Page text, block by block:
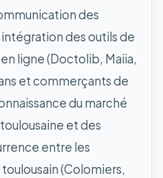
des
des outils de
ligne (Doctolib, Maiia,
et commerçants de
du marché
et des
entre les
(Colomiers,